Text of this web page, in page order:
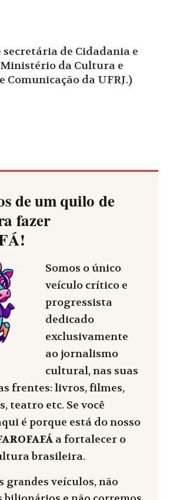
secretária de Cidadania e
da Cultura e
Comunicação da UFRJ.)
de um quilo de
fazer
!
Somos o único
veículo crítico e
progressista
dedicado
exclusivamente
ao jornalismo
cultural, nas suas
frentes: livros, filmes,
teatro etc. Se você
é porque está do nosso
a fortalecer o
brasileira.
grandes veículos, não